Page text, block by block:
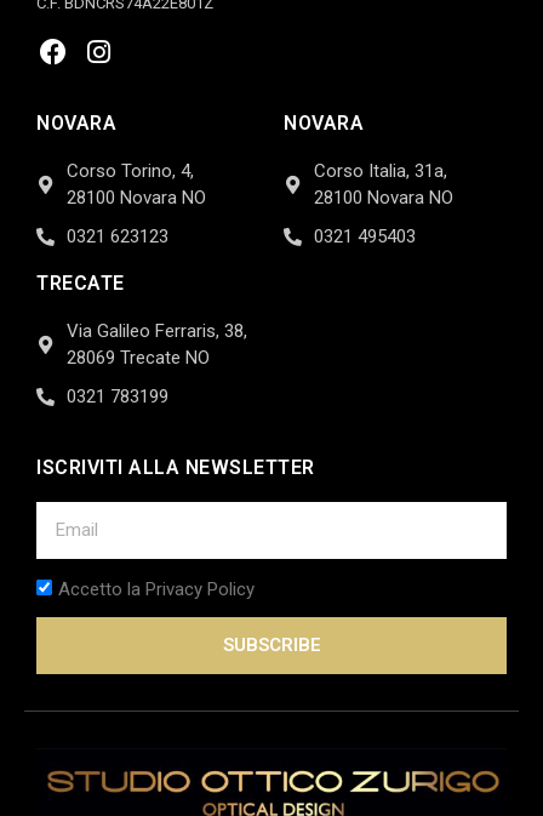
NOVARA
Corso Torino, 4,
28100 Novara NO
0321 623123
NOVARA
Corso Italia, 31a,
28100 Novara NO
0321 495403
TRECATE
Via Galileo Ferraris, 38,
28069 Trecate NO
0321 783199
ISCRIVITI ALLA NEWSLETTER
Accetto la Privacy Policy
SUBSCRIBE